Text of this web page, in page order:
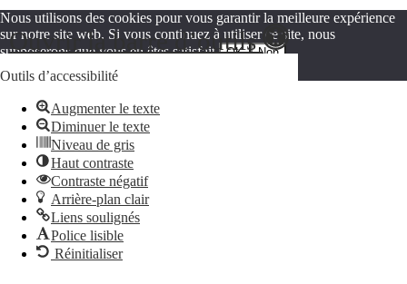
Ouvrir la barre d’outils
Outils d’accessibilité
Augmenter le texte
Diminuer le texte
Niveau de gris
Haut contraste
Contraste négatif
Arrière-plan clair
Liens soulignés
Police lisible
Réinitialiser
Nous utilisons des cookies pour vous garantir la meilleure expérience
sur notre site web. Si vous continuez à utiliser ce site, nous
supposerons que vous en êtes satisfait. OK
Non
Politique de confidentialité